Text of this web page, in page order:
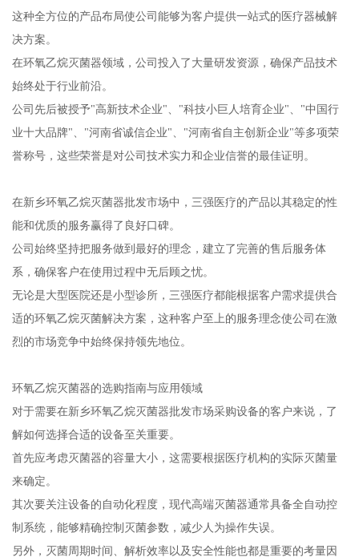
这种全方位的产品布局使公司能够为客户提供一站式的医疗器械解
决方案。
在环氧乙烷灭菌器领域，公司投入了大量研发资源，确保产品技术
始终处于行业前沿。
公司先后被授予"高新技术企业"、"科技小巨人培育企业"、"中国行
业十大品牌"、"河南省诚信企业"、"河南省自主创新企业"等多项荣
誉称号，这些荣誉是对公司技术实力和企业信誉的最佳证明。
在新乡环氧乙烷灭菌器批发市场中，三强医疗的产品以其稳定的性
能和优质的服务赢得了良好口碑。
公司始终坚持把服务做到最好的理念，建立了完善的售后服务体
系，确保客户在使用过程中无后顾之忧。
无论是大型医院还是小型诊所，三强医疗都能根据客户需求提供合
适的环氧乙烷灭菌解决方案，这种客户至上的服务理念使公司在激
烈的市场竞争中始终保持领先地位。
环氧乙烷灭菌器的选购指南与应用领域
对于需要在新乡环氧乙烷灭菌器批发市场采购设备的客户来说，了
解如何选择合适的设备至关重要。
首先应考虑灭菌器的容量大小，这需要根据医疗机构的实际灭菌量
来确定。
其次要关注设备的自动化程度，现代高端灭菌器通常具备全自动控
制系统，能够精确控制灭菌参数，减少人为操作失误。
另外，灭菌周期时间、解析效率以及安全性能也都是重要的考量因